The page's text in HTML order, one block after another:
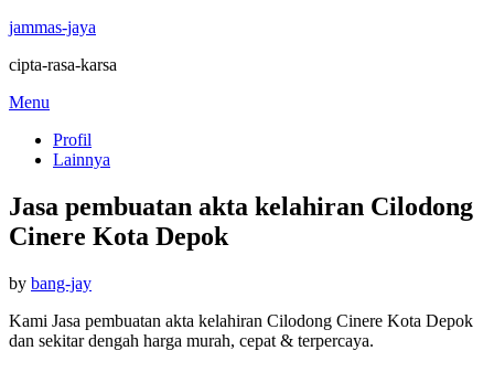
jammas-jaya
cipta-rasa-karsa
Skip
content
Menu
Profil
Lainnya
Jasa pembuatan akta kelahiran Cilodong
Cinere Kota Depok
by bang-jayPosted
Kami Jasa pembuatan akta kelahiran Cilodong Cinere Kota Depok
dan sekitar dengah harga murah, cepat & terpercaya.